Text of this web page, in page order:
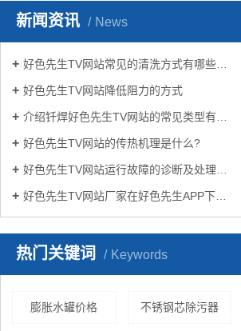
新闻资讯 News
好色先生TV网站常见的清洗方式有哪些？
好色先生TV网站降低阻力的方式
介绍钎焊好色先生TV网站的常见类型有哪些
好色先生TV网站的传热机理是什么?
好色先生TV网站运行故障的诊断及处理方法
好色先生TV网站厂家在好色先生APP下载苹果手机安装生活中有哪些作用？
热门关键词 Keywords
膨胀水罐价格 不锈钢芯除污器